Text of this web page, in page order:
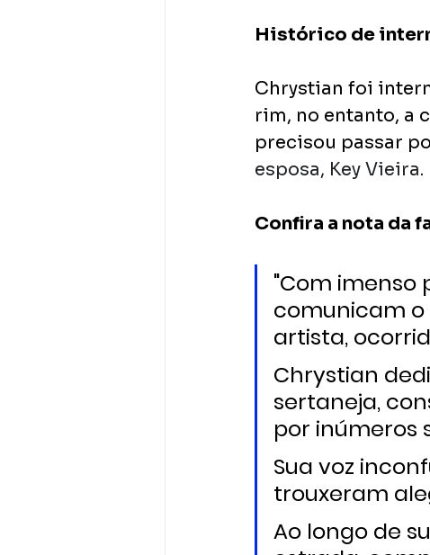
Histórico de
Chrystian foi
rim, no entanto, a
precisou passar
esposa, Key Vieira.
Confira a nota da
"Com imenso
comunicam o
artista,
Chrystian
sertaneja,
por inúmeros
Sua voz
trouxeram
Ao longo de